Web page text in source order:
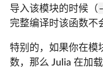
导入该模块的时候（
完整编译时该函数不
特别的，如果你在模
数，那么 Julia 在加